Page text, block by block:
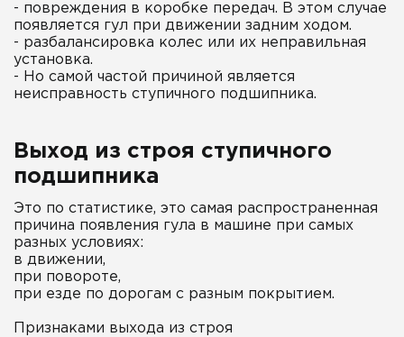
- повреждения в коробке передач. В этом случае
появляется гул при движении задним ходом.
- разбалансировка колес или их неправильная
установка.
- Но самой частой причиной является
неисправность ступичного подшипника.
Выход из строя ступичного
подшипника
Это по статистике, это самая распространенная
причина появления гула в машине при самых
разных условиях:
в движении,
при повороте,
при езде по дорогам с разным покрытием.
Признаками выхода из строя